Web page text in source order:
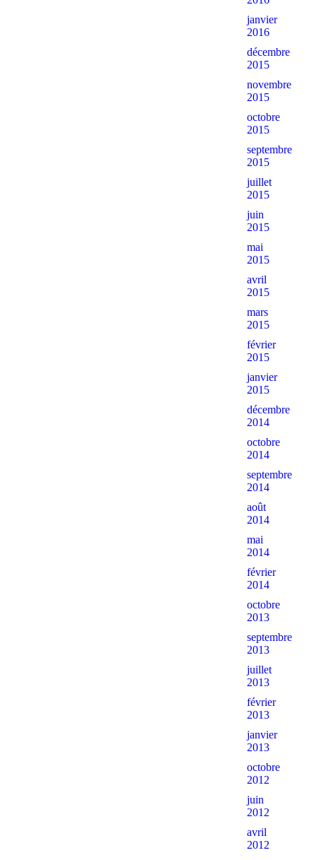
janvier
2016
décembre
2015
novembre
2015
octobre
2015
septembre
2015
juillet
2015
juin
2015
mai
2015
avril
2015
mars
2015
février
2015
janvier
2015
décembre
2014
octobre
2014
septembre
2014
août
2014
mai
2014
février
2014
octobre
2013
septembre
2013
juillet
2013
février
2013
janvier
2013
octobre
2012
juin
2012
avril
2012